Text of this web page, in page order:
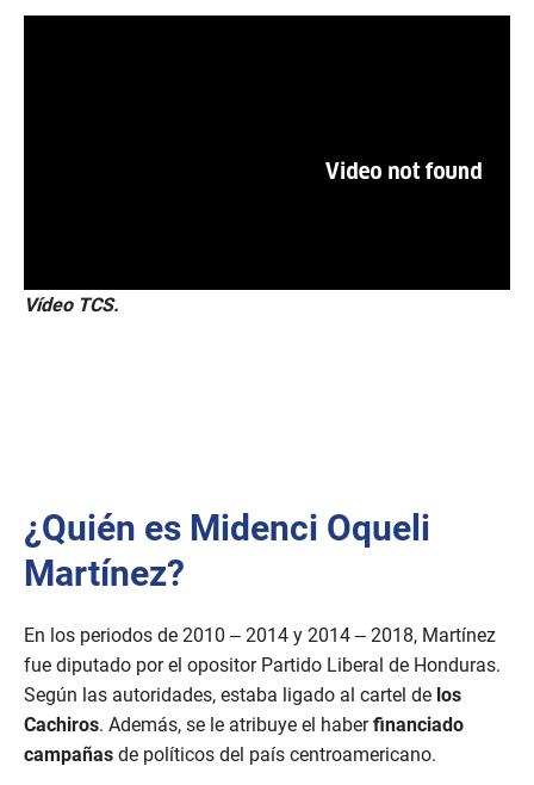
Vídeo TCS.
¿Quién es Midenci Oqueli
Martínez?
En los periodos de 2010 – 2014 y 2014 – 2018, Martínez
fue diputado por el opositor Partido Liberal de Honduras.
Según las autoridades, estaba ligado al cartel de los
Cachiros. Además, se le atribuye el haberfinanciado
campañas de políticos del país centroamericano.